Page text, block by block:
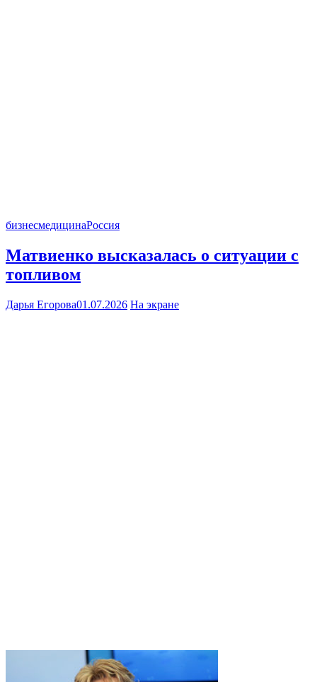
бизнесмедицинаРоссия
Матвиенко высказалась о ситуации с
топливом
Дарья Егорова01.07.2026 На экране